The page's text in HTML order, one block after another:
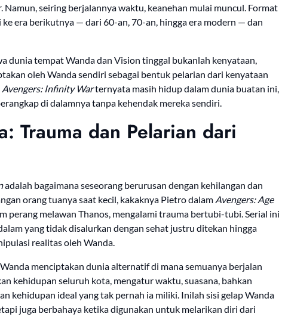
seiring berjalannya waktu, keanehan mulai muncul. Format
era berikutnya — dari 60-an, 70-an, hingga era modern — dan
dunia tempat Wanda dan Vision tinggal bukanlah kenyataan,
oleh Wanda sendiri sebagai bentuk pelarian dari kenyataan
Avengers: Infinity Warternyata masih hidup dalam dunia buatan ini,
di dalamnya tanpa kehendak mereka sendiri.
Trauma dan Pelarian dari
adalah bagaimana seseorang berurusan dengan kehilangan dan
orang tuanya saat kecil, kakaknya Pietro dalam Avengers: Age
perang melawan Thanos, mengalami trauma bertubi-tubi. Serial ini
yang tidak disalurkan dengan sehat justru ditekan hingga
realitas oleh Wanda.
menciptakan dunia alternatif di mana semuanya berjalan
kehidupan seluruh kota, mengatur waktu, suasana, bahkan
kehidupan ideal yang tak pernah ia miliki. Inilah sisi gelap Wanda
juga berbahaya ketika digunakan untuk melarikan diri dari